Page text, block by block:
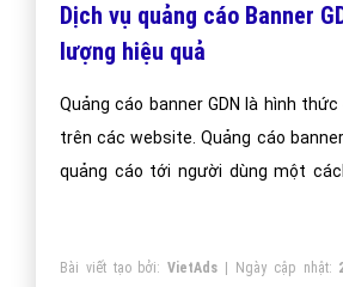
Dịch vụ quảng cáo Banner
lượng hiệu quả
Quảng cáo banner GDN là hình
trên các website. Quảng cáo
quảng cáo tới người dùng một
Bài viết tạo bởi:VietAds | Ngày cập nhật: